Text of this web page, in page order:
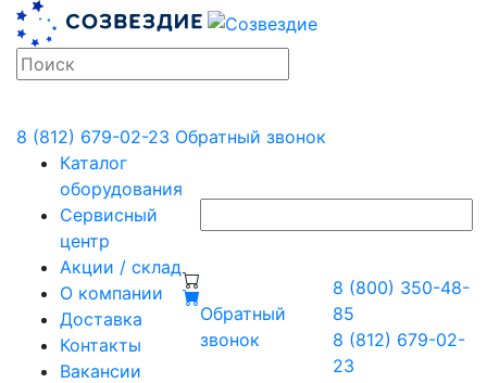
8 (812) 679-02-23 Обратный звонок
Каталог
оборудования
Сервисный
центр
Акции / склад
О компании
Доставка
Контакты
Вакансии
Обратный
звонок
8 (800) 350-48-
85
8 (812) 679-02-
23